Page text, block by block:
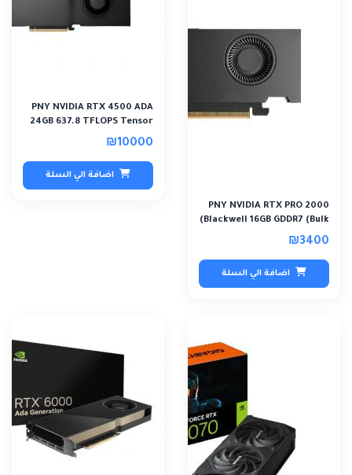
PNY NVIDIA RTX PRO 2000
Blackwell 16GB GDDR7 (Bulk)
₪3400
اضافة الي السلة
PNY NVIDIA RTX 4500 ADA
24GB 637.8 TFLOPS Tensor
Core
₪10000
اضافة الي السلة